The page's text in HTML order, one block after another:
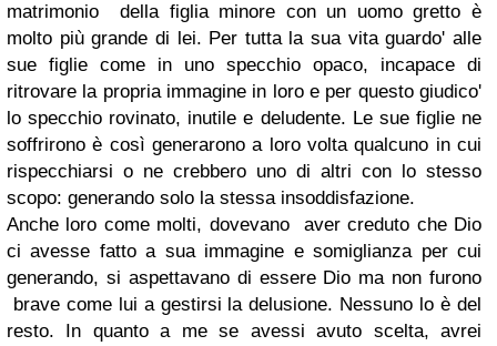
matrimonio della figlia minore con un uomo gretto è
molto più grande di lei. Per tutta la sua vita guardo' alle
sue figlie come in uno specchio opaco, incapace di
ritrovare la propria immagine in loro e per questo giudico'
lo specchio rovinato, inutile e deludente. Le sue figlie ne
soffrirono è così generarono a loro volta qualcuno in cui
rispecchiarsi o ne crebbero uno di altri con lo stesso
scopo: generando solo la stessa insoddisfazione.
Anche loro come molti, dovevano aver creduto che Dio
ci avesse fatto a sua immagine e somiglianza per cui
generando, si aspettavano di essere Dio ma non furono
brave come lui a gestirsi la delusione. Nessuno lo è del
resto. In quanto a me se avessi avuto scelta, avrei